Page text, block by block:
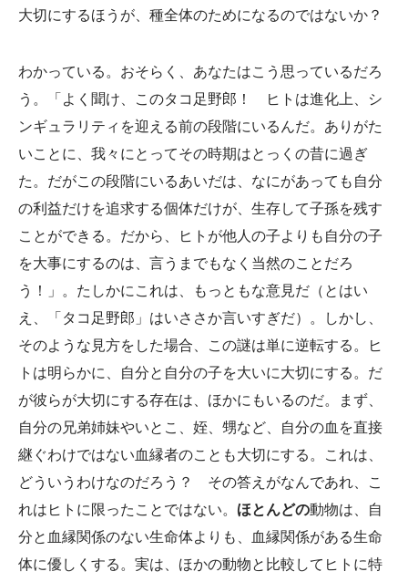
大切にするほうが、種全体のためになるのではないか？
わかっている。おそらく、あなたはこう思っているだろ
う。「よく聞け、このタコ足野郎！ ヒトは進化上、シ
ンギュラリティを迎える前の段階にいるんだ。ありがた
いことに、我々にとってその時期はとっくの昔に過ぎ
た。だがこの段階にいるあいだは、なにがあっても自分
の利益だけを追求する個体だけが、生存して子孫を残す
ことができる。だから、ヒトが他人の子よりも自分の子
を大事にするのは、言うまでもなく当然のことだろ
う！」。たしかにこれは、もっともな意見だ（とはい
え、「タコ足野郎」はいささか言いすぎだ）。しかし、
そのような見方をした場合、この謎は単に逆転する。ヒ
トは明らかに、自分と自分の子を大いに大切にする。だ
が彼らが大切にする存在は、ほかにもいるのだ。まず、
自分の兄弟姉妹やいとこ、姪、甥など、自分の血を直接
継ぐわけではない血縁者のことも大切にする。これは、
どういうわけなのだろう？ その答えがなんであれ、こ
れはヒトに限ったことではない。 ほとんどの動物は、自
分と血縁関係のない生命体よりも、血縁関係がある生命
体に優しくする。実は、ほかの動物と比較してヒトに特